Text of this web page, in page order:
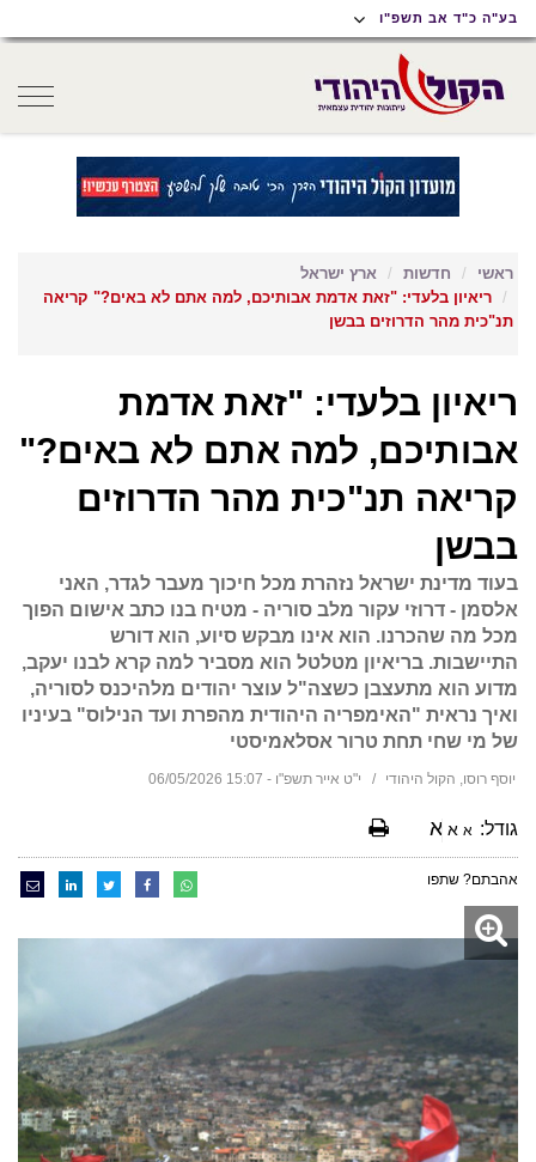
תפריט
נגישות
תפריט
ראשי
תוכן
ראשי
בע"ה כ"ד אב תשפ"ו
ראשי חדשות
ארץ ישראל
ריאיון בלעדי: "זאת אדמת אבותיכם, למה אתם לא באים?" קריאה
תנ"כית מהר הדרוזים בבשן
ריאיון בלעדי: "זאת אדמת
אבותיכם, למה אתם לא באים?"
קריאה תנ"כית מהר הדרוזים
בבשן
בעוד מדינת ישראל נזהרת מכל חיכוך מעבר לגדר, האני
אלסמן - דרוזי עקור מלב סוריה - מטיח בנו כתב אישום הפוך
מכל מה שהכרנו. הוא אינו מבקש סיוע, הוא דורש
התיישבות. בריאיון מטלטל הוא מסביר למה קרא לבנו יעקב,
מדוע הוא מתעצבן כשצה"ל עוצר יהודים מלהיכנס לסוריה,
ואיך נראית "האימפריה היהודית מהפרת ועד הנילוס" בעיניו
של מי שחי תחת טרור אסלאמיסטי
יוסף רוסו, הקול היהודי י"ט אייר תשפ"ו - 15:07 06/05/2026
גודל: א א א
אהבתם? שתפו